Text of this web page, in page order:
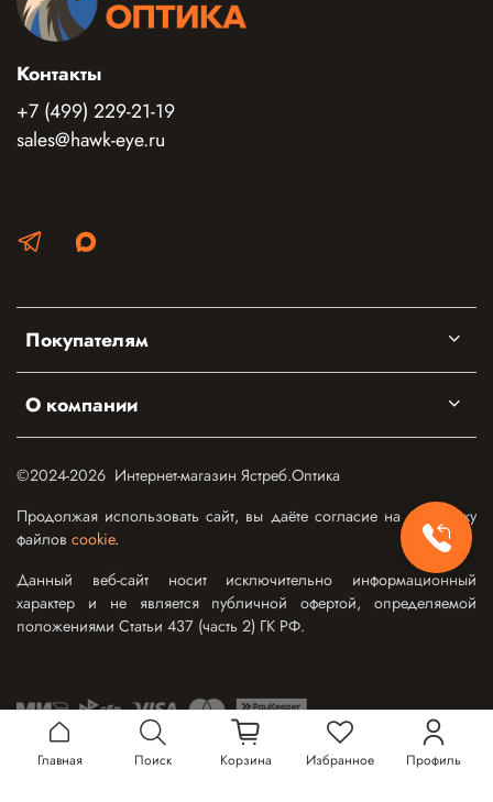
Покупателям
О компании
Контакты
+7 (499) 229-21-19
sales@hawk-eye.ru
©2024-2026 Интернет-магазин Ястреб.Оптика
Продолжая использовать сайт, вы даёте согласие на обработку
файлов cookie.
Данный веб-сайт носит исключительно информационный
характер и не является публичной офертой, определяемой
положениями Статьи 437 (часть 2) ГК РФ.
Главная Поиск Корзина Избранное Профиль